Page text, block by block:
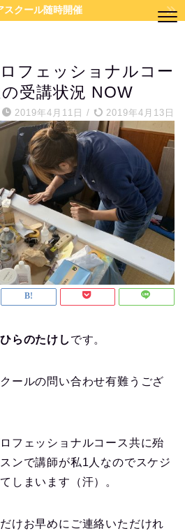
スクール随時開催
フェッショナルコー
受講状況 NOW
2019年4月11日 / 2019年4月13日
ひらのたけし です。
ールの問い合わせ有難うござ
フェッショナルコース共に殆
ンで講師が私1人なのでスケジ
しまいます（汗）。
けお早めにご連絡いただけれ